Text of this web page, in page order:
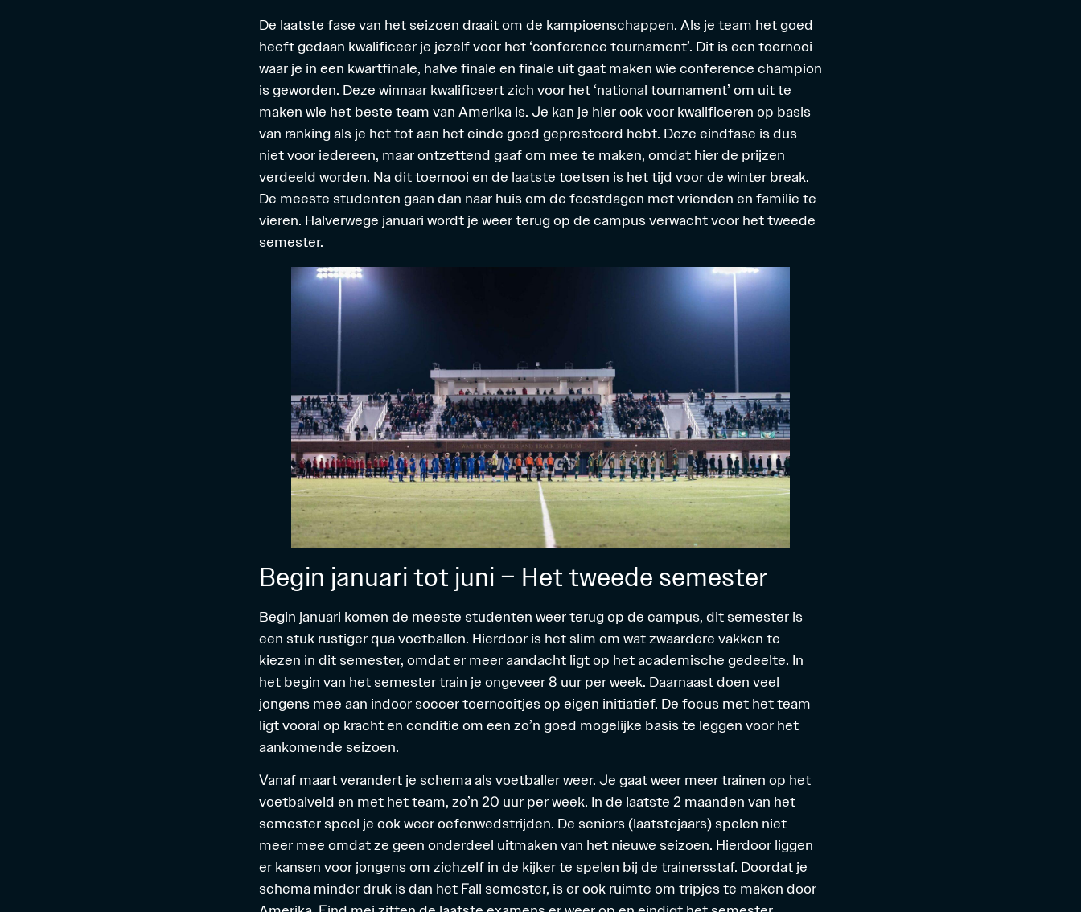
De laatste fase van het seizoen draait om de kampioenschappen. Als je team het goed
heeft gedaan kwalificeer je jezelf voor het ‘conference tournament’. Dit is een toernooi
waar je in een kwartfinale, halve finale en finale uit gaat maken wie conference champion
is geworden. Deze winnaar kwalificeert zich voor het ‘national tournament’ om uit te
maken wie het beste team van Amerika is. Je kan je hier ook voor kwalificeren op basis
van ranking als je het tot aan het einde goed gepresteerd hebt. Deze eindfase is dus
niet voor iedereen, maar ontzettend gaaf om mee te maken, omdat hier de prijzen
verdeeld worden. Na dit toernooi en de laatste toetsen is het tijd voor de winter break.
De meeste studenten gaan dan naar huis om de feestdagen met vrienden en familie te
vieren. Halverwege januari wordt je weer terug op de campus verwacht voor het tweede
semester.
Begin januari tot juni – Het tweede semester
Begin januari komen de meeste studenten weer terug op de campus, dit semester is
een stuk rustiger qua voetballen. Hierdoor is het slim om wat zwaardere vakken te
kiezen in dit semester, omdat er meer aandacht ligt op het academische gedeelte. In
het begin van het semester train je ongeveer 8 uur per week. Daarnaast doen veel
jongens mee aan indoor soccer toernooitjes op eigen initiatief. De focus met het team
ligt vooral op kracht en conditie om een zo’n goed mogelijke basis te leggen voor het
aankomende seizoen.
Vanaf maart verandert je schema als voetballer weer. Je gaat weer meer trainen op het
voetbalveld en met het team, zo’n 20 uur per week. In de laatste 2 maanden van het
semester speel je ook weer oefenwedstrijden. De seniors (laatstejaars) spelen niet
meer mee omdat ze geen onderdeel uitmaken van het nieuwe seizoen. Hierdoor liggen
er kansen voor jongens om zichzelf in de kijker te spelen bij de trainersstaf. Doordat je
schema minder druk is dan het Fall semester, is er ook ruimte om tripjes te maken door